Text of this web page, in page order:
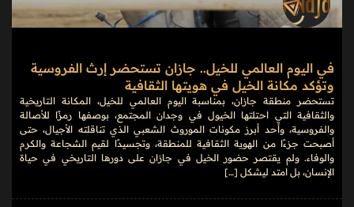
في اليوم العالمي للخيل.. جازان تستحضر إرث الفروسية
وتؤكد مكانة الخيل في هويتها الثقافية
تستحضر منطقة جازان، بمناسبة اليوم العالمي للخيل، المكانة التاريخية
والثقافية التي احتلتها الخيول في وجدان المجتمع، بوصفها رمزًا للأصالة
والفروسية، وأحد أبرز مكونات الموروث الشعبي الذي تناقلته الأجيال، حتى
أصبحت جزءًا من الهوية الثقافية للمنطقة، وتجسيدًا لقيم الشجاعة والكرم
والوفاء. ولم يقتصر حضور الخيل في جازان على دورها التاريخي في حياة
الإنسان، بل امتد ليشكل […]